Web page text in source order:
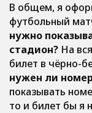
В общем, я
футбольный
нужно
стадион? На
билет в чёрно-
нужен ли
показывать
то и билет бы я